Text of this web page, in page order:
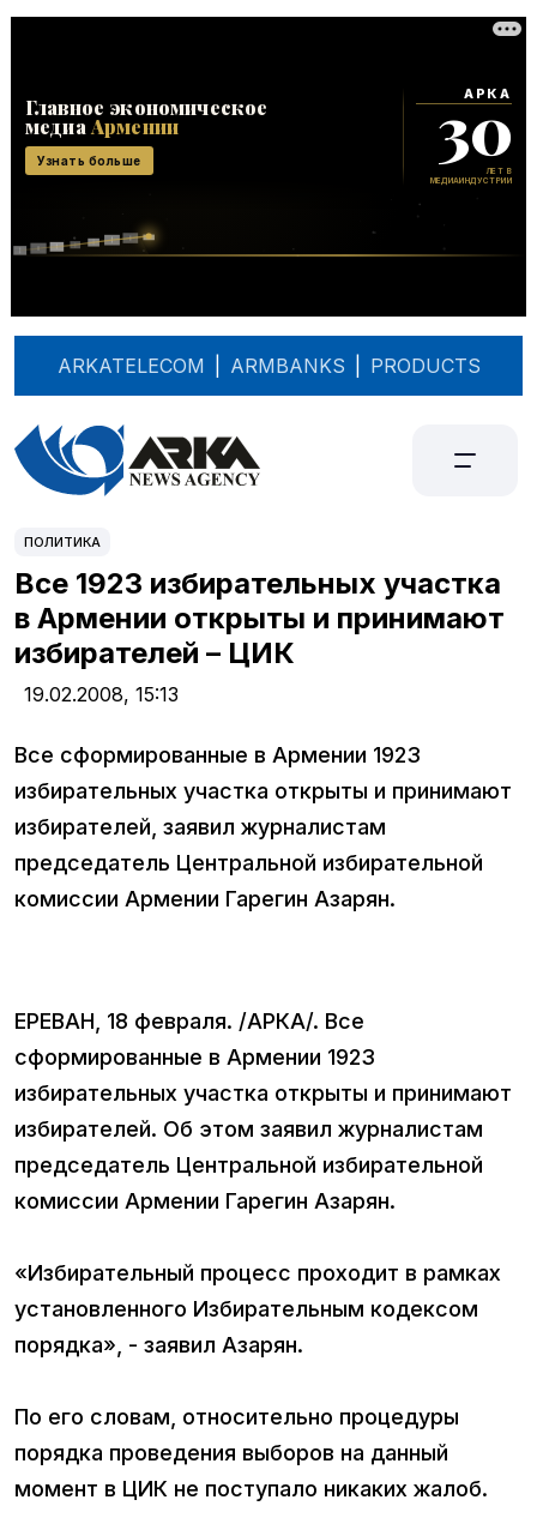
ARKATELECOM ARMBANKS PRODUCTS
ПОЛИТИКА
Все 1923 избирательных участка
в Армении открыты и принимают
избирателей – ЦИК
19.02.2008, 15:13
Все сформированные в Армении 1923
избирательных участка открыты и принимают
избирателей, заявил журналистам
председатель Центральной избирательной
комиссии Армении Гарегин Азарян.
ЕРЕВАН, 18 февраля. /АРКА/. Все
сформированные в Армении 1923
избирательных участка открыты и принимают
избирателей. Об этом заявил журналистам
председатель Центральной избирательной
комиссии Армении Гарегин Азарян.
«Избирательный процесс проходит в рамках
установленного Избирательным кодексом
порядка», - заявил Азарян.
По его словам, относительно процедуры
порядка проведения выборов на данный
момент в ЦИК не поступало никаких жалоб.